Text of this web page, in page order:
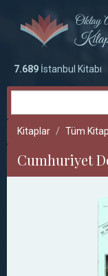
7.689 İstanbul Kitabı
Kitaplar Tüm
Cumhuriyet